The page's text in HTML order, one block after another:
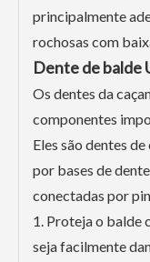
principalmente
rochosas com
Dente de balde
Os dentes da
componentes
Eles são dentes
por bases de
conectadas por
1. Proteja o balde
seja facilmente